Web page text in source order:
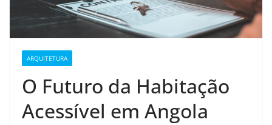
ARQUITETURA
O Futuro da Habitação
Acessível em Angola